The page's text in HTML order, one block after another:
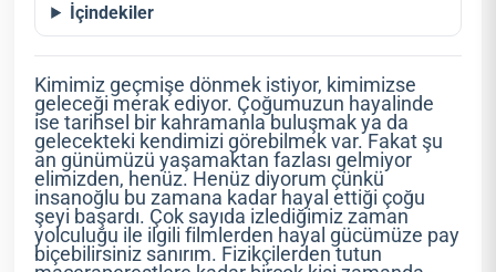
İçindekiler
Kimimiz geçmişe dönmek istiyor, kimimizse
geleceği merak ediyor. Çoğumuzun hayalinde
ise tarihsel bir kahramanla buluşmak ya da
gelecekteki kendimizi görebilmek var. Fakat şu
an günümüzü yaşamaktan fazlası gelmiyor
elimizden, henüz. Henüz diyorum çünkü
insanoğlu bu zamana kadar hayal ettiği çoğu
şeyi başardı. Çok sayıda izlediğimiz zaman
yolculuğu ile ilgili filmlerden hayal gücümüze pay
biçebilirsiniz sanırım. Fizikçilerden tutun